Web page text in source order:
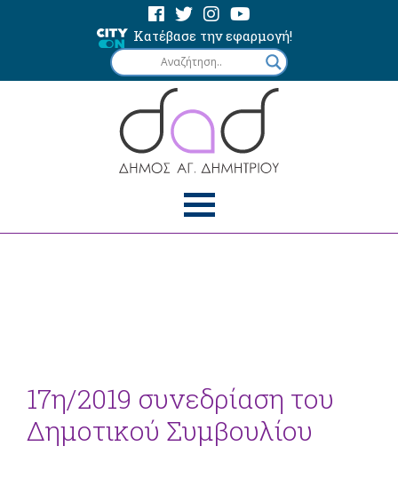
Κατέβασε την εφαρμογή!
17η/2019 συνεδρίαση του
Δημοτικού Συμβουλίου